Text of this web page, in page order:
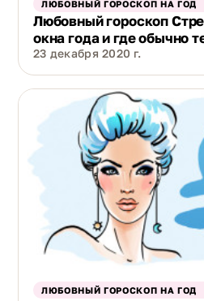
ЛЮБОВНЫЙ ГОРОСКОП НА ГОД
Любовный гороскоп
окна года и где обычно
23 декабря 2020 г.
ЛЮБОВНЫЙ ГОРОСКОП НА ГОД